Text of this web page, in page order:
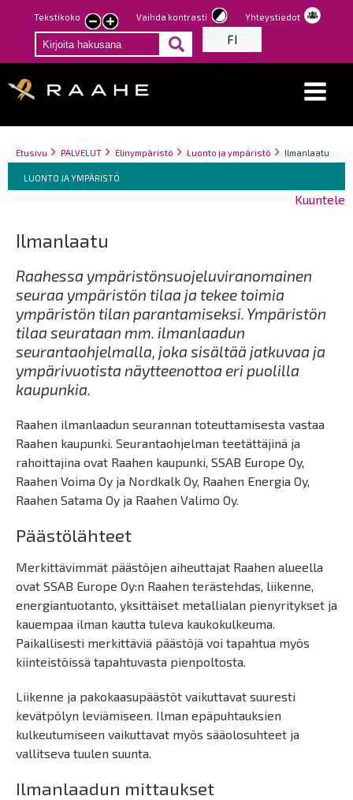
Hyppää
pääsisältöön
Tekstikoko
Pienennä
tekstin
kokoa
Suurenna
tekstin
kokoa
Vaihda kontrasti Yhteystiedot
FI
Breadcrumbs
You
here:
Etusivu PALVELUT Elinympäristö Luonto ja ympäristö Ilmanlaatu
Breadcrumbs
You
are
LUONTO JA YMPÄRISTÖ
Kuuntele
Ilmanlaatu
Raahessa ympäristönsuojeluviranomainen
seuraa ympäristön tilaa ja tekee toimia
ympäristön tilan parantamiseksi. Ympäristön
tilaa seurataan mm. ilmanlaadun
seurantaohjelmalla, joka sisältää jatkuvaa ja
ympärivuotista näytteenottoa eri puolilla
kaupunkia.
Raahen ilmanlaadun seurannan toteuttamisesta vastaa
Raahen kaupunki. Seurantaohjelman teetättäjinä ja
rahoittajina ovat Raahen kaupunki, SSAB Europe Oy,
Raahen Voima Oy ja Nordkalk Oy, Raahen Energia Oy,
Raahen Satama Oy ja Raahen Valimo Oy.
Päästölähteet
Merkittävimmät päästöjen aiheuttajat Raahen alueella
ovat SSAB Europe Oy:n Raahen terästehdas, liikenne,
energiantuotanto, yksittäiset metallialan pienyritykset ja
kauempaa ilman kautta tuleva kaukokulkeuma.
Paikallisesti merkittäviä päästöjä voi tapahtua myös
kiinteistöissä tapahtuvasta pienpoltosta.
Liikenne ja pakokaasupäästöt vaikuttavat suuresti
kevätpölyn leviämiseen. Ilman epäpuhtauksien
kulkeutumiseen vaikuttavat myös sääolosuhteet ja
vallitseva tuulen suunta.
Ilmanlaadun mittaukset